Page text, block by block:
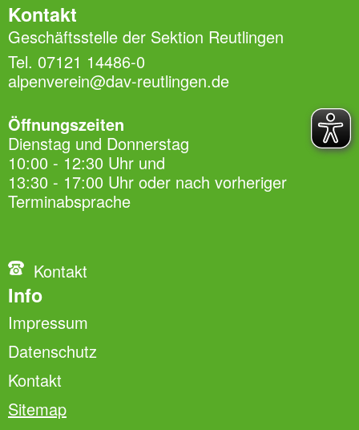
Kontakt
Geschäftsstelle der Sektion Reutlingen
Tel. 07121 14486-0
alpenverein@dav-reutlingen.de
Öffnungszeiten
Dienstag und Donnerstag
10:00 - 12:30 Uhr und
13:30 - 17:00 Uhr oder nach vorheriger
Terminabsprache
Kontakt
Info
Impressum
Datenschutz
Kontakt
Sitemap